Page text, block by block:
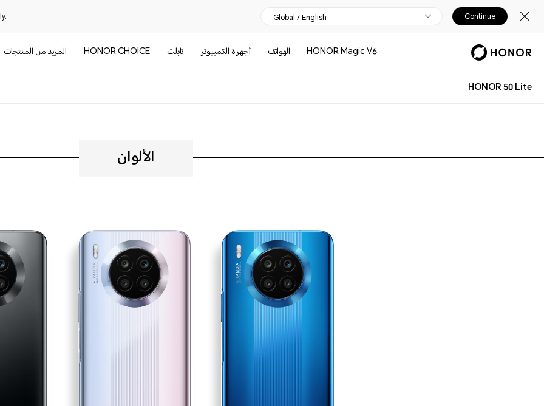
Global / English Continue
HONOR Magic V6 الهواتف أجهزة الكمبيوتر تابلت HONOR CHOICE المزيد من المنتجات
HONOR 50 Lite
الألوان